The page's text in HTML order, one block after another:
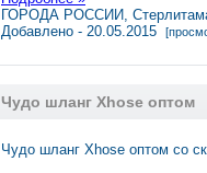
ГОРОДА РОССИИ,
Добавлено - 20.05.2015
Чудо шланг Xhose оптом
Чудо шланг Xhose оптом со